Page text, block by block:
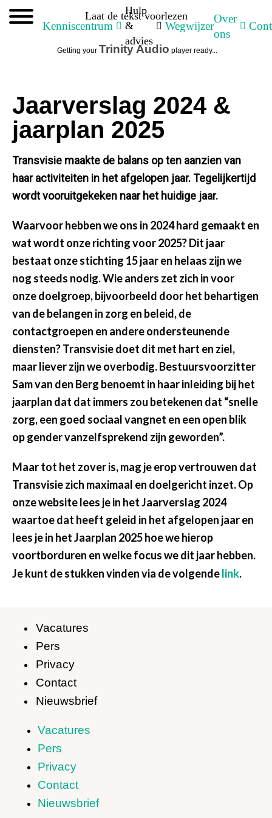
Kenniscentrum
Hulp
&
advies
Wegwijzer
Over
ons
Laat de tekst voorlezen
Getting your Trinity Audio player ready...
Jaarverslag 2024 &
jaarplan 2025
Transvisie maakte de balans op ten aanzien van
haar activiteiten in het afgelopen jaar. Tegelijkertijd
wordt vooruitgekeken naar het huidige jaar.
Waarvoor hebben we ons in 2024 hard gemaakt en
wat wordt onze richting voor 2025? Dit jaar
bestaat onze stichting 15 jaar en helaas zijn we
nog steeds nodig. Wie anders zet zich in voor
onze doelgroep, bijvoorbeeld door het behartigen
van de belangen in zorg en beleid, de
contactgroepen en andere ondersteunende
diensten? Transvisie doet dit met hart en ziel,
maar liever zijn we overbodig. Bestuursvoorzitter
Sam van den Berg benoemt in haar inleiding bij het
jaarplan dat dat immers zou betekenen dat “snelle
zorg, een goed sociaal vangnet en een open blik
op gender vanzelfsprekend zijn geworden”.
Maar tot het zover is, mag je erop vertrouwen dat
Transvisie zich maximaal en doelgericht inzet. Op
onze website lees je in het Jaarverslag 2024
waartoe dat heeft geleid in het afgelopen jaar en
lees je in het Jaarplan 2025 hoe we hierop
voortborduren en welke focus we dit jaar hebben.
Je kunt de stukken vinden via de volgendelink.
Vacatures
Pers
Privacy
Contact
Nieuwsbrief
Vacatures
Pers
Privacy
Contact
Nieuwsbrief